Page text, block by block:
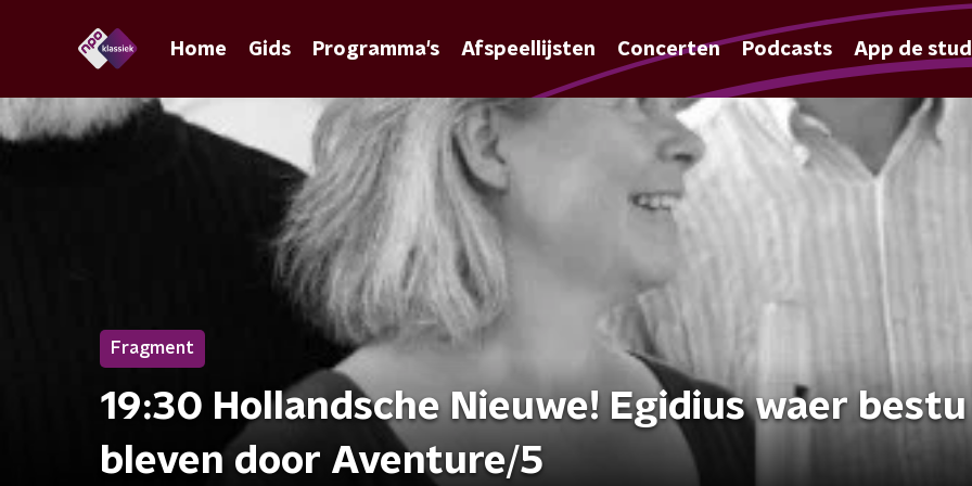
Home Gids Programma's Afspeellijsten Concerten Podcasts App de
Fragment
19:30 Hollandsche Nieuwe! Egidius waer bestu
bleven door Aventure/5